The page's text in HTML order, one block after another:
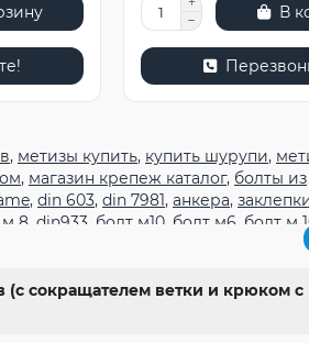
В
, метизы купить, купить шурупи,
, магазин крепеж каталог, болты из
, din 603, din 7981, анкера,
м 8 din933 болт м10 болт м6 болт м
, болты с гайкой ,болт нержавійка,
(с сокращателем ветки и крюком с